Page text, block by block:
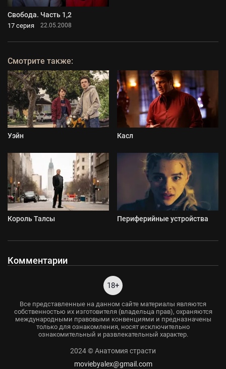
Свобода. Часть 1,2
17 серия 22.05.2008
Смотрите также:
Уэйн Касл
Король Талсы Периферийные устройства
Комментарии
18+
Все представленные на данном сайте материалы являются
собственностью их изготовителя (владельца прав), охраняются
международными правовыми конвенциями и предназначены
только для ознакомления, носят исключительно
ознакомительный и развлекательный характер.
2024 © Анатомия страсти
moviebyalex@gmail.com